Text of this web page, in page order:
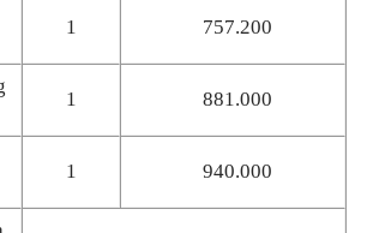
1 757.200
1 881.000
1 940.000